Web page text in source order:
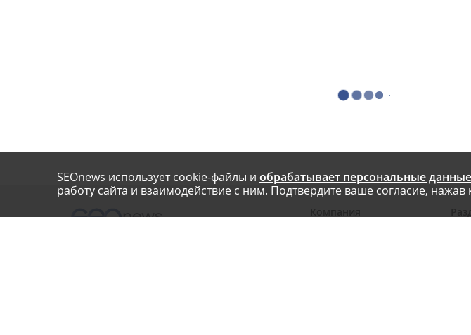
SEOnews использует cookie-файлы и обрабатывает персональные данные
работу сайта и взаимодействие с ним. Подтвердите ваше согласие, нажав